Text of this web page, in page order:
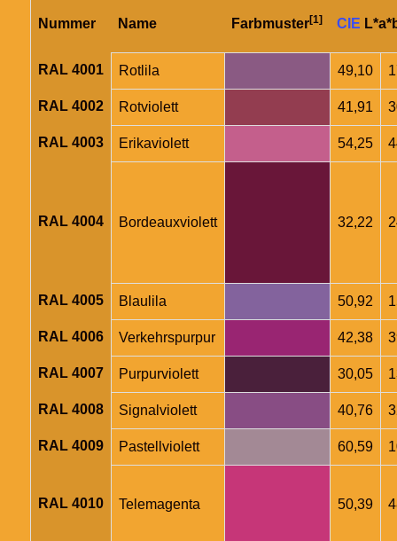
Nummer Name Farbmuster[1] CIE
RAL 4001 Rotlila 49,10
RAL 4002 Rotviolett 41,91
RAL 4003 Erikaviolett 54,25
RAL 4004 Bordeauxviolett 32,22
RAL 4005 Blaulila 50,92
RAL 4006 Verkehrspurpur 42,38
RAL 4007 Purpurviolett 30,05
RAL 4008 Signalviolett 40,76
RAL 4009 Pastellviolett 60,59
RAL 4010 Telemagenta 50,39